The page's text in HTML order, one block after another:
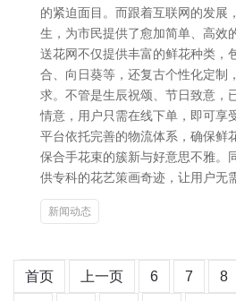
的紧迫面目。而跟着互联网的发展
生，为市民提供了愈加简单、高效
送花网不仅提供丰富的鲜花种类，
合、向日葵等，还复古个性化定制
求。不管是生辰祝颂、节日致意，
情意，用户只需在线下单，即可享
平台依托完善的物流体系，确保鲜
保合手花束的簇新与好意思不雅。
供专科的花艺策画奇迹，让用户无
新闻动态
首页 上一页 6 7 8